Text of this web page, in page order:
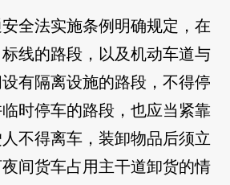
全法实施条例明确规定，在
线的路段，以及机动车道与
有隔离设施的路段，不得停
时停车的路段，也应当紧靠
不得离车，装卸物品后须立
间货车占用主干道卸货的情